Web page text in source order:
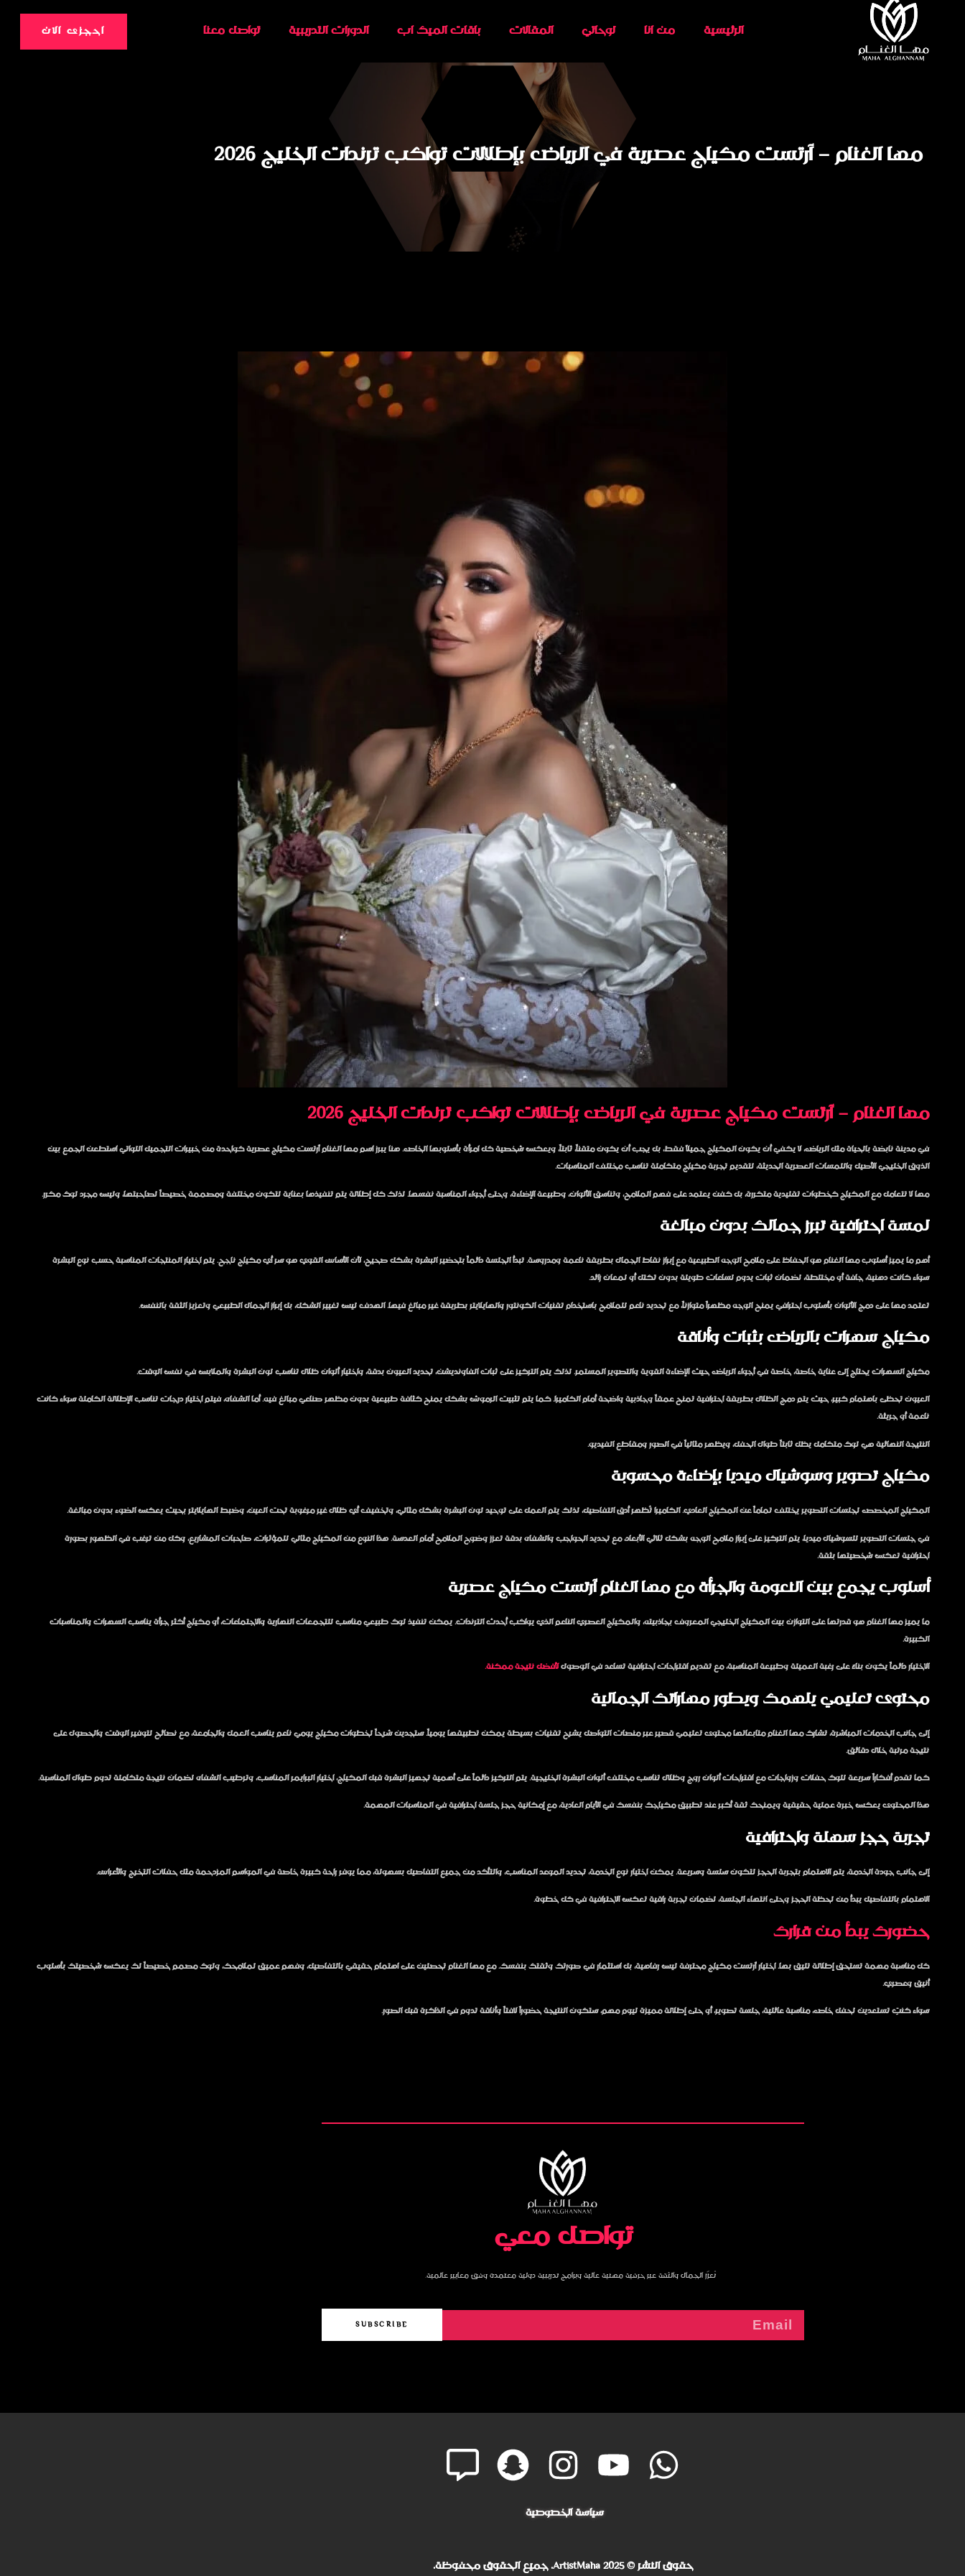
الرئيسية من انا لوحاتي المقالات باقات الميك اب الدورات التدريبية تواصل معنا احجزى الان
مها الغنام – آرتست مكياج عصرية في الرياض بإطلالات تواكب ترندات الخليج 2026
مها الغنام – آرتست مكياج عصرية في الرياض بإطلالات تواكب ترندات الخليج 2026
في مدينة نابضة بالحياة مثل الرياض، لا يكفي أن يكون المكياج جميلاً فقط، بل يجب أن يكون متقناً، ثابتاً، ويعكس شخصية كل امرأة بأسلوبها الخاص. هنا يبرز اسم مها الغنام آرتست مكياج عصرية كواحدة من خبيرات التجميل اللواتي استطعن الجمع بين
الذوق الخليجي الأصيل واللمسات العصرية الحديثة، لتقديم تجربة مكياج متكاملة تناسب مختلف المناسبات.
مها لا تتعامل مع المكياج كخطوات تقليدية متكررة، بل كفن يعتمد على فهم الملامح، وتناسق الألوان، وطبيعة الإضاءة، وحتى أجواء المناسبة نفسها. لذلك كل إطلالة يتم تنفيذها بعناية لتكون مختلفة ومصممة خصيصاً لصاحبتها، وليس مجرد لوك مكرر.
لمسة احترافية تبرز جمالك بدون مبالغة
أهم ما يميز أسلوب مها الغنام هو الحفاظ على ملامح الوجه الطبيعية مع إبراز نقاط الجمال بطريقة ناعمة ومدروسة. تبدأ الجلسة دائماً بتحضير البشرة بشكل صحيح، لأن الأساس القوي هو سر أي مكياج ناجح. يتم اختيار المنتجات المناسبة حسب نوع البشرة
سواء كانت دهنية، جافة أو مختلطة، لضمان ثبات يدوم لساعات طويلة بدون تكتل أو لمعان زائد.
تعتمد مها على دمج الألوان بأسلوب احترافي يمنح الوجه مظهراً متوازناً، مع تحديد ناعم للملامح باستخدام تقنيات الكونتور والهايلايتر بطريقة غير مبالغ فيها. الهدف ليس تغيير الشكل، بل إبراز الجمال الطبيعي وتعزيز الثقة بالنفس.
مكياج سهرات بالرياض بثبات وأناقة
مكياج السهرات يحتاج إلى عناية خاصة، خاصة في أجواء الرياض حيث الإضاءة القوية والتصوير المستمر. لذلك يتم التركيز على ثبات الفاونديشن، تحديد العيون بدقة، واختيار ألوان ظلال تناسب لون البشرة والملابس في نفس الوقت.
العيون تحظى باهتمام كبير، حيث يتم دمج الظلال بطريقة احترافية تمنح عمقاً وجاذبية واضحة أمام الكاميرا. كما يتم تثبيت الرموش بشكل يمنح كثافة طبيعية بدون مظهر صناعي مبالغ فيه. أما الشفاه، فيتم اختيار درجات تناسب الإطلالة الكاملة سواء كانت
ناعمة أو جريئة.
النتيجة النهائية هي لوك متكامل يظل ثابتاً طوال الحفل، ويظهر مثالياً في الصور ومقاطع الفيديو.
مكياج تصوير وسوشيال ميديا بإضاءة محسوبة
المكياج المخصص لجلسات التصوير يختلف تماماً عن المكياج العادي. الكاميرا تُظهر أدق التفاصيل، لذلك يتم العمل على توحيد لون البشرة بشكل مثالي، وتخفيف أي ظلال غير مرغوبة تحت العين، وضبط الهايلايتر بحيث يعكس الضوء بدون مبالغة.
في جلسات التصوير للسوشيال ميديا، يتم التركيز على إبراز ملامح الوجه بشكل ثلاثي الأبعاد، مع تحديد الحواجب والشفاه بدقة تعزز وضوح الملامح أمام العدسة. هذا النوع من المكياج مثالي للمؤثرات، صاحبات المشاريع، وكل من ترغب في الظهور بصورة
احترافية تعكس شخصيتها بثقة.
أسلوب يجمع بين النعومة والجرأة مع مها الغنام آرتست مكياج عصرية
ما يميز مها الغنام هو قدرتها على التوازن بين المكياج الخليجي المعروف بجاذبيته، والمكياج العصري الناعم الذي يواكب أحدث الترندات. يمكن تنفيذ لوك طبيعي مناسب للتجمعات النهارية والاجتماعات، أو مكياج أكثر جرأة يناسب السهرات والمناسبات
الكبيرة.
الاختيار دائماً يكون بناءً على رغبة العميلة وطبيعة المناسبة، مع تقديم اقتراحات احترافية تساعد في الوصوللأفضل نتيجة ممكنة.
محتوى تعليمي يلهمك ويطور مهاراتك الجمالية
إلى جانب الخدمات المباشرة، تشارك مها الغنام متابعاتها محتوى تعليمي قصير عبر منصات التواصل يشرح تقنيات بسيطة يمكن تطبيقها يومياً. ستجدين شرحاً لخطوات مكياج يومي ناعم يناسب العمل والجامعة، مع نصائح لتوفير الوقت والحصول على
نتيجة مرتبة خلال دقائق.
كما تقدم أفكاراً سريعة للوك حفلات وزواجات مع اقتراحات ألوان روج وظلال تناسب مختلف ألوان البشرة الخليجية. يتم التركيز دائماً على أهمية تجهيز البشرة قبل المكياج، اختيار البرايمر المناسب، وترطيب الشفاه لضمان نتيجة متكاملة تدوم طوال المناسبة.
هذا المحتوى يعكس خبرة عملية حقيقية ويمنحك ثقة أكبر عند تطبيق مكياجك بنفسك في الأيام العادية، مع إمكانية حجز جلسة احترافية في المناسبات المهمة.
تجربة حجز سهلة واحترافية
إلى جانب جودة الخدمة، يتم الاهتمام بتجربة الحجز لتكون سلسة وسريعة. يمكن اختيار نوع الخدمة، تحديد الموعد المناسب، والتأكد من جميع التفاصيل بسهولة، مما يوفر راحة كبيرة خاصة في المواسم المزدحمة مثل حفلات التخرج والأعراس.
الاهتمام بالتفاصيل يبدأ من لحظة الحجز وحتى انتهاء الجلسة، لضمان تجربة راقية تعكس الاحترافية في كل خطوة.
حضورك يبدأ من قرارك
كل مناسبة مهمة تستحق إطلالة تليق بها. اختيار آرتست مكياج محترفة ليس رفاهية، بل استثمار في صورتك وثقتك بنفسك. مع مها الغنام تحصلين على اهتمام حقيقي بالتفاصيل، وفهم عميق لملامحك، ولوك مصمم خصيصاً لك يعكس شخصيتك بأسلوب
أنيق وعصري.
سواء كنتِ تستعدين لحفل خاص، مناسبة عائلية، جلسة تصوير، أو حتى إطلالة مميزة ليوم مهم، ستكون النتيجة حضوراً لافتاً وأناقة تدوم في الذاكرة قبل الصور.
تواصل معي
نُعزّز الجمال والثقة عبر حرفية مهنية عالية وبرامج تدريبية دولية معتمدة وفق معايير عالمية.
SUBSCRIBE
سياسة الخصوصية
حقوق النشر © 2025 ArtistMaha. جميع الحقوق محفوظة.